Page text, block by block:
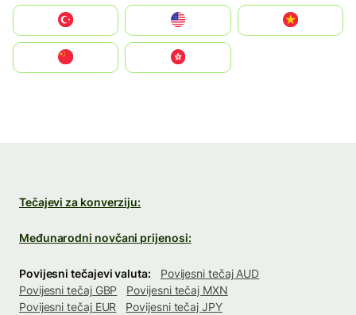
United States
中國香港特別行政區
Tečajevi za konverziju:
Međunarodni novčani prijenosi:
Povijesni tečajevi valuta:
Povijesni tečaj AUD
Povijesni tečaj GBP
Povijesni tečaj MXN
Povijesni tečaj EUR
Povijesni tečaj JPY